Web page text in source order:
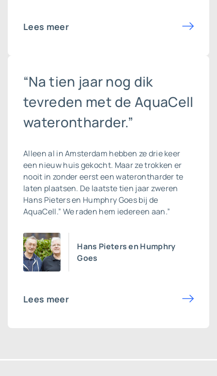
Lees meer
“Na tien jaar nog dik
tevreden met de AquaCell
waterontharder.”
Alleen al in Amsterdam hebben ze drie keer
een nieuw huis gekocht. Maar ze trokken er
nooit in zonder eerst een waterontharder te
laten plaatsen. De laatste tien jaar zweren
Hans Pieters en Humphry Goes bij de
AquaCell.” We raden hem iedereen aan.”
Hans Pieters en Humphry
Goes
Lees meer